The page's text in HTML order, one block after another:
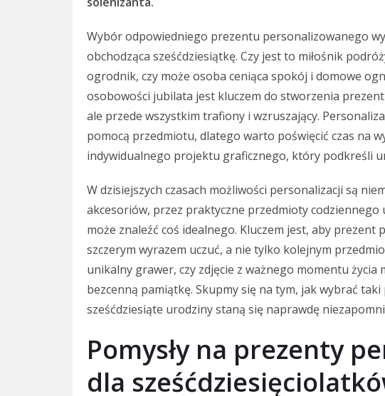
Wybór odpowiedniego prezentu personalizowanego
obchodząca sześćdziesiątkę. Czy jest to miłośnik
ogrodnik, czy może osoba ceniąca spokój i domowe
osobowości jubilata jest kluczem do stworzenia
ale przede wszystkim trafiony i wzruszający.
pomocą przedmiotu, dlatego warto poświęcić czas na
indywidualnego projektu graficznego, który podkreśli
W dzisiejszych czasach możliwości personalizacji są
akcesoriów, przez praktyczne przedmioty codziennego
może znaleźć coś idealnego. Kluczem jest, aby prezent
szczerym wyrazem uczuć, a nie tylko kolejnym
unikalny grawer, czy zdjęcie z ważnego momentu życia
bezcenną pamiątkę. Skupmy się na tym, jak wybrać
sześćdziesiąte urodziny staną się naprawdę
Pomysły na prezenty
dla